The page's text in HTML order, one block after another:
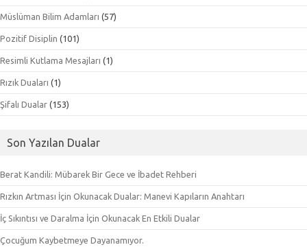
Müslüman Bilim Adamları (57)
Pozitif Disiplin (101)
Resimli Kutlama Mesajları (1)
Rızık Duaları (1)
Şifalı Dualar (153)
Son Yazılan Dualar
Berat Kandili: Mübarek Bir Gece ve İbadet Rehberi
Rızkın Artması İçin Okunacak Dualar: Manevi Kapıların Anahtarı
İç Sıkıntısı ve Daralma İçin Okunacak En Etkili Dualar
Çocuğum Kaybetmeye Dayanamıyor.